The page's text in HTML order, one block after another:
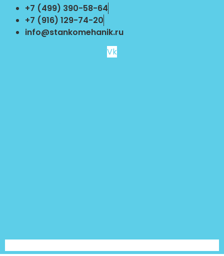
Перейти
содержимому
+7 (499) 390-58-64
+7 (916) 129-74-20
info@stankomehanik.ru
Vk